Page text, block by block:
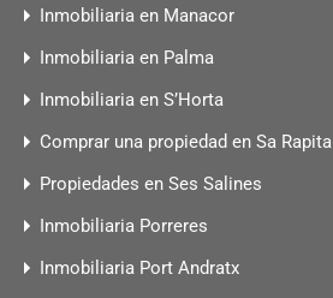
Inmobiliaria en Manacor
Inmobiliaria en Palma
Inmobiliaria en S’Horta
Comprar una propiedad en Sa Rapita
Propiedades en Ses Salines
Inmobiliaria Porreres
Inmobiliaria Port Andratx